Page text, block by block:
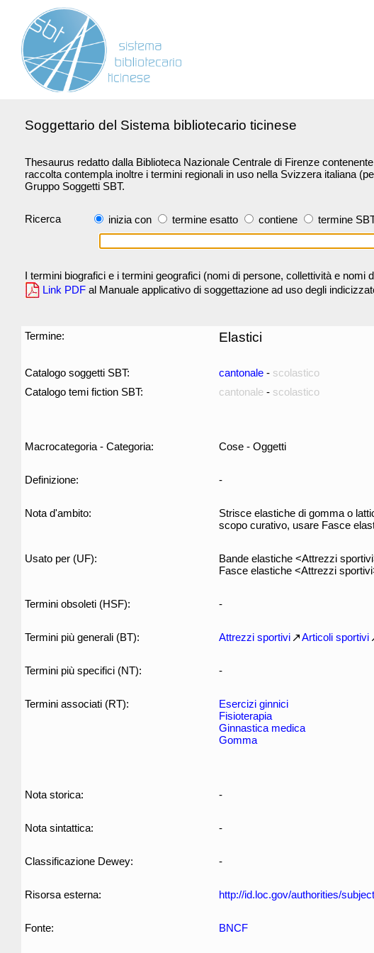
Soggettario del Sistema bibliotecario ticinese
Thesaurus redatto dalla Biblioteca Nazionale Centrale di Firenze
raccolta contempla inoltre i termini regionali in uso nella Svizzera italiana
Gruppo Soggetti SBT.
Ricerca inizia con termine esatto contiene termine
I termini biografici e i termini geografici (nomi di persone, collettività e nomi
Link PDF al Manuale applicativo di soggettazione ad uso degli
Termine: Elastici
Catalogo soggetti SBT: cantonale - scolastico
Catalogo temi fiction SBT:
cantonale - scolastico
Macrocategoria - Categoria: Cose - Oggetti
Definizione: -
Nota d'ambito:
Strisce elastiche di gomma o
scopo curativo, usare Fasce
Usato per (UF):
Bande elastiche <Attrezzi
Fasce elastiche <Attrezzi
Termini obsoleti (HSF): -
Termini più generali (BT): Attrezzi sportivi Articoli sportivi
Termini più specifici (NT): -
Termini associati (RT):
Esercizi ginnici
Fisioterapia
Ginnastica medica
Gomma
Nota storica: -
Nota sintattica: -
Classificazione Dewey: -
Risorsa esterna: http://id.loc.gov/authorities/
Fonte: BNCF